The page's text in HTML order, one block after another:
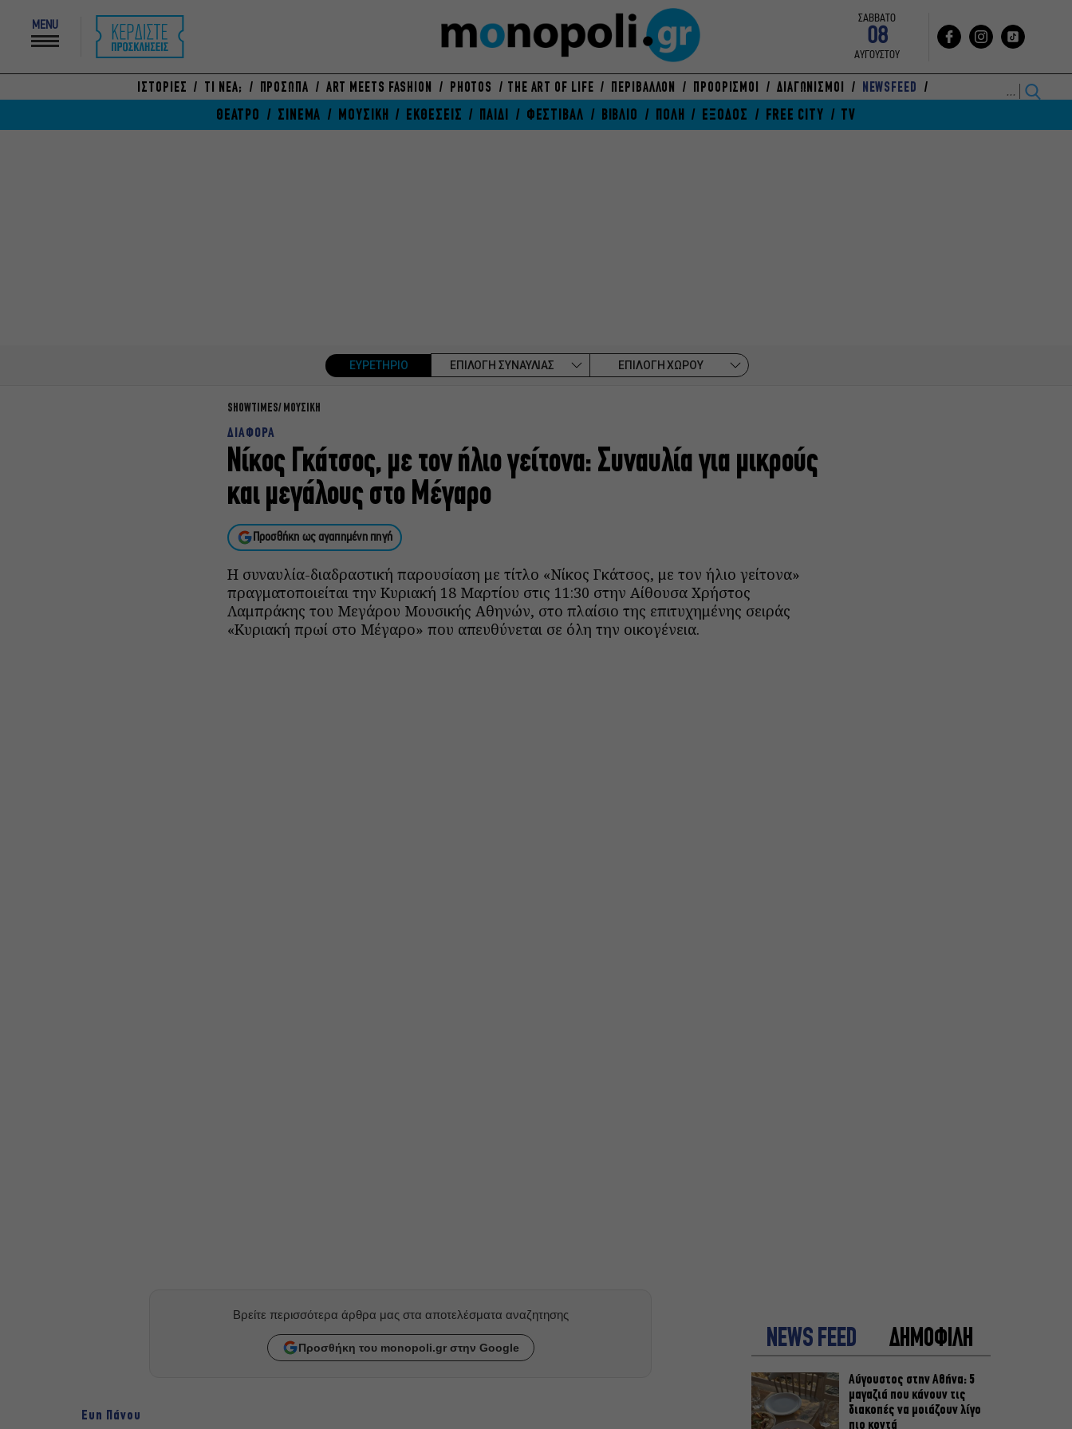
MENU
ΣΑΒΒΑΤΟ
08
ΑΥΓΟΥΣΤΟΥ
ΙΣΤΟΡΙΕΣ ΤΙ ΝΕΑ; ΠΡΟΣΩΠΑ ART MEETS FASHION PHOTOS THE ART OF LIFE ΠΕΡΙΒΑΛΛΟΝ ΠΡΟΟΡΙΣΜΟΙ ΔΙΑΓΩΝΙΣΜΟΙ NEWSFEED
ΘΕΑΤΡΟ ΣΙΝΕΜΑ ΜΟΥΣΙΚΗ ΕΚΘΕΣΕΙΣ ΠΑΙΔΙ ΦΕΣΤΙΒΑΛ ΒΙΒΛΙΟ ΠΟΛΗ ΕΞΟΔΟΣ FREE CITY TV
ΕΥΡΕΤΗΡΙΟ ΕΠΙΛΟΓΗ ΣΥΝΑΥΛΙΑΣ ΕΠΙΛΟΓΗ ΧΩΡΟΥ
SHOWTIMES ΜΟΥΣΙΚΗ
ΔΙΑΦΟΡΑ
Νίκος Γκάτσος, με τον ήλιο γείτονα: Συναυλία για μικρούς
και μεγάλους στο Μέγαρο
Προσθήκη ως αγαπημένη πηγή
Η συναυλία-διαδραστική παρουσίαση με τίτλο «Νίκος Γκάτσος, με τον ήλιο γείτονα»
πραγματοποιείται την Κυριακή 18 Μαρτίου στις 11:30 στην Αίθουσα Χρήστος
Λαμπράκης του Μεγάρου Μουσικής Αθηνών, στο πλαίσιο της επιτυχημένης σειράς
«Κυριακή πρωί στο Μέγαρο» που απευθύνεται σε όλη την οικογένεια.
Βρείτε περισσότερα άρθρα μας στα αποτελέσματα αναζητησης
Προσθήκη του monopoli.gr στην Google
Eυη Πάνου
NEWS FEED ΔΗΜΟΦΙΛΗ
Αύγουστος στην Αθήνα: 5
μαγαζιά που κάνουν τις
διακοπές να μοιάζουν λίγο
πιο κοντά